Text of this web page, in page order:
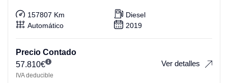
157807 Km
Diesel
Automático
2019
Precio Contado
57.810€
IVA deducible
Ver detalles